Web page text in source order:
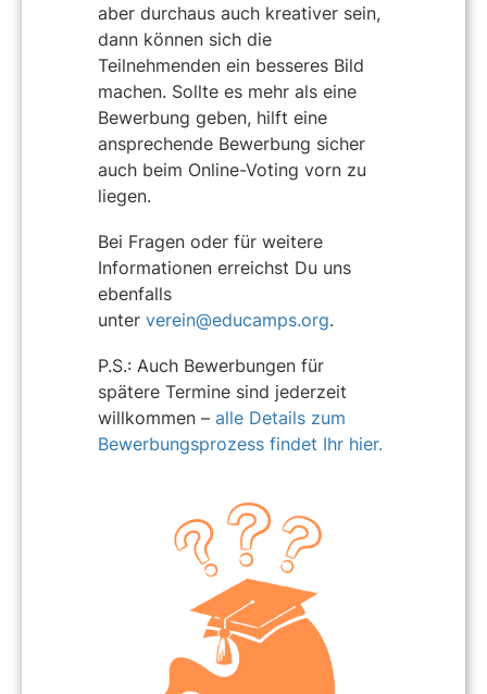
aber durchaus auch kreativer sein,
dann können sich die
Teilnehmenden ein besseres Bild
machen. Sollte es mehr als eine
Bewerbung geben, hilft eine
ansprechende Bewerbung sicher
auch beim Online-Voting vorn zu
liegen.
Bei Fragen oder für weitere
Informationen erreichst Du uns
ebenfalls
unter verein@educamps.org.
P.S.: Auch Bewerbungen für
spätere Termine sind jederzeit
willkommen – alle Details zum
Bewerbungsprozess findet Ihr hier.